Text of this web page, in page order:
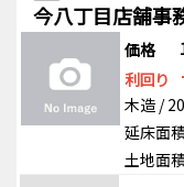
今八丁目店舗事
価格
利回り
木造 /
延床面
土地面